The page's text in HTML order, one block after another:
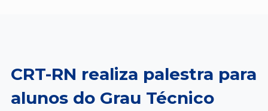
CRT-RN realiza palestra para
alunos do Grau Técnico